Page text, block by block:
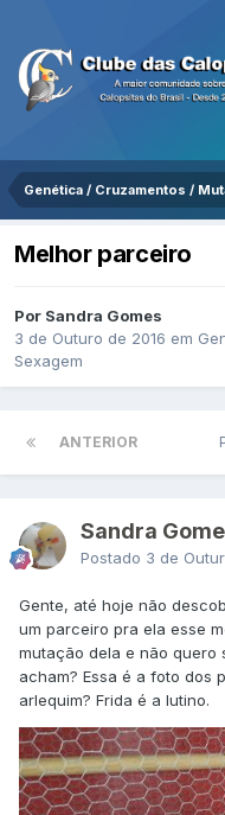
Genética / Cruzamentos /
Melhor parceiro
Por Sandra Gomes
3 de Outuro de 2016 em
Sexagem
ANTERIOR
Sandra
Postado 3 de
Gente, até hoje não
um parceiro pra ela esse
mutação dela e não quero
acham? Essa é a foto dos
arlequim? Frida é a lutino.